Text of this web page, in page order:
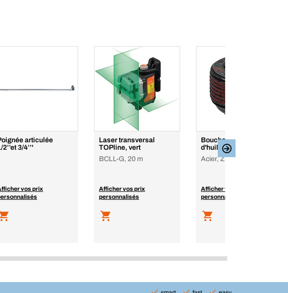
articulée
2’’et 3/4’’'
vos prix
Laser transversal
TOPline, vert
BCLL-G, 20 m
Afficher vos prix
personnalisés
Bouchon de vidange
d'huile
Acier, Zingué noir
Afficher vos prix
personnalisés